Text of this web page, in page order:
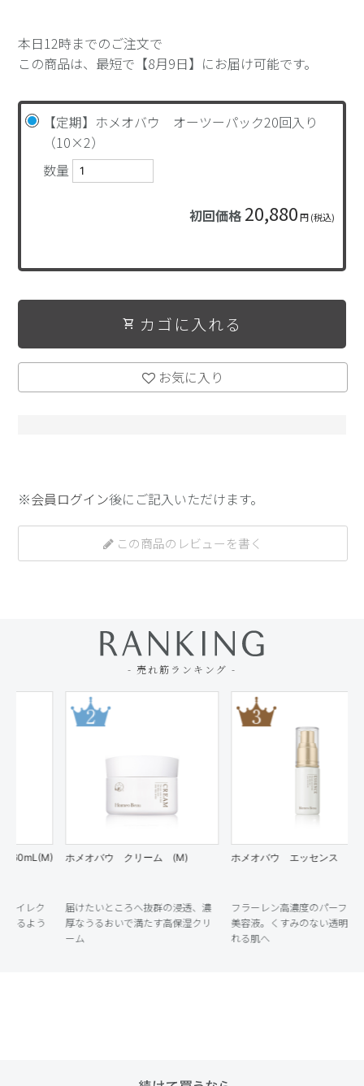
本日12時までのご注文で
この商品は、最短で【8月9日】にお届け可能です。
【定期】ホメオバウ オーツーパック20回入り
（10×2）
数量
初回価格 20,880円 (税込)
shopping_cart カゴに入れる
お気に入り
※会員ログイン後にご記入いただけます。
この商品のレビューを書く
- 売れ筋ランキング -
ム (M)
の浸透、濃
高保湿クリ
ホメオバウ エッセンス （M）
フラーレン高濃度のパーフェクト
美容液。くすみのない透明感あふ
れる肌へ
ホメオバウ クレンジン
美肌成分たっぷりの上質
肌にうるおいを残して優
ンジング